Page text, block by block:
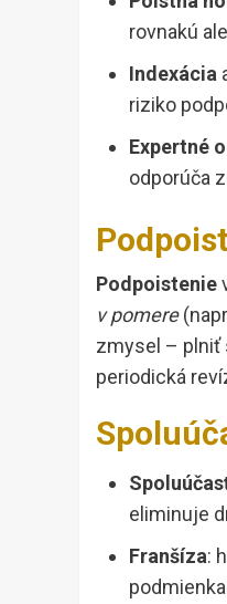
rovnakú
Indexácia
riziko
Expertné
odporúča
Podpoistenie
v pomere
zmysel – plniť
periodická
eliminuje
Franšíza: